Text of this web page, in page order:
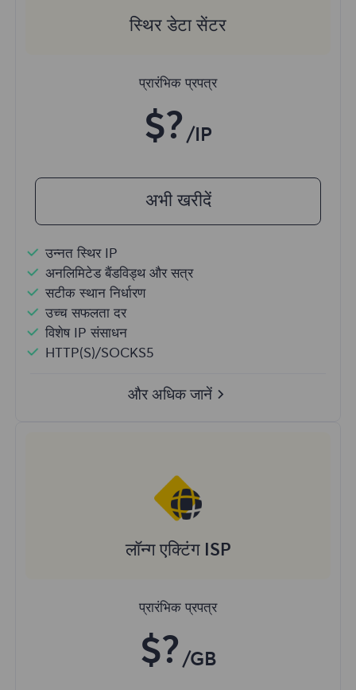
स्थिर डेटा सेंटर
प्रारंभिक प्रपत्र
$? /IP
अभी खरीदें
उन्नत स्थिर IP
अनलिमिटेड बैंडविड्थ और सत्र
सटीक स्थान निर्धारण
उच्च सफलता दर
विशेष IP संसाधन
HTTP(S)/SOCKS5
और अधिक जानें
लॉन्ग एक्टिंग ISP
प्रारंभिक प्रपत्र
$? /GB